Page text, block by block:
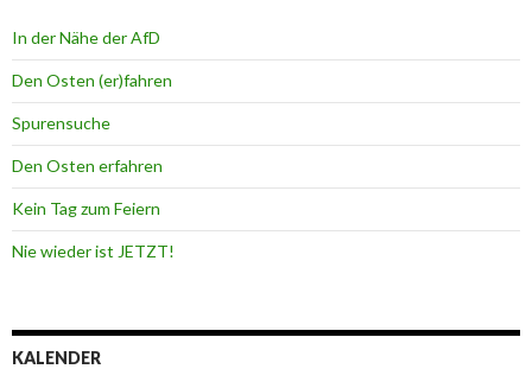
In der Nähe der AfD
Den Osten (er)fahren
Spurensuche
Den Osten erfahren
Kein Tag zum Feiern
Nie wieder ist JETZT!
KALENDER